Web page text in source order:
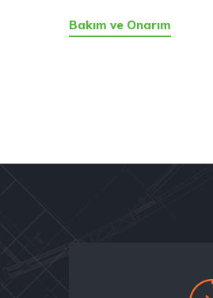
Bakım ve Onarım